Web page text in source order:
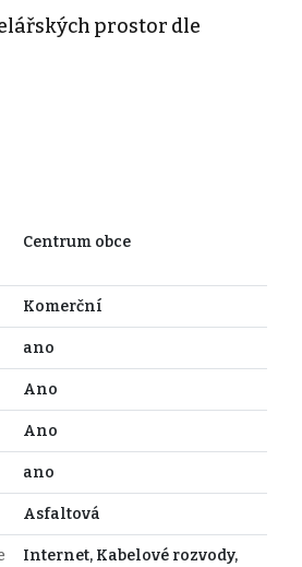
prostor dle
Centrum obce
Komerční
ano
Ano
Ano
ano
Asfaltová
Internet, Kabelové rozvody,